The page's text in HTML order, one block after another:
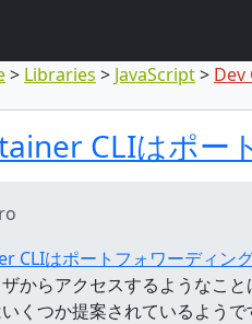
Libraries JavaScript Dev
コメント
と対象コメン
CLIはポー
CLIはポートフォワーディン
からアクセスするようなこ
くつか提案されているようで